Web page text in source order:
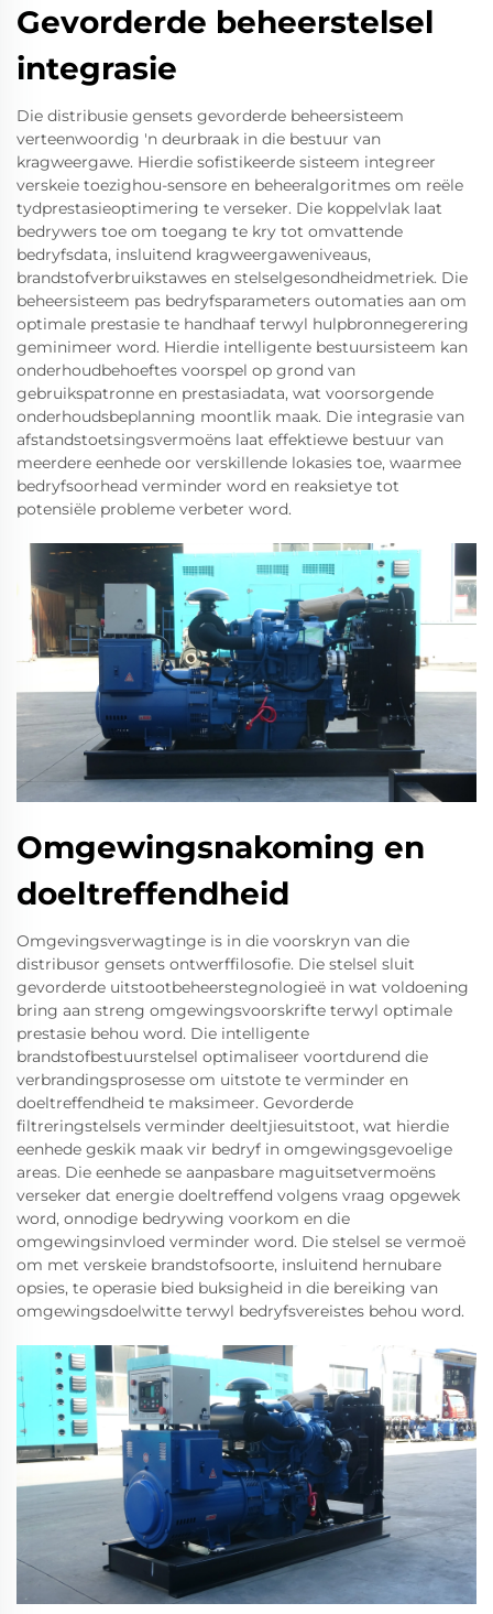
Gevorderde beheerstelsel
integrasie
Die distribusie gensets gevorderde beheersisteem
verteenwoordig 'n deurbraak in die bestuur van
kragweergawe. Hierdie sofistikeerde sisteem integreer
verskeie toezighou-sensore en beheeralgoritmes om reële
tydprestasieoptimering te verseker. Die koppelvlak laat
bedrywers toe om toegang te kry tot omvattende
bedryfsdata, insluitend kragweergaweniveaus,
brandstofverbruikstawes en stelselgesondheidmetriek. Die
beheersisteem pas bedryfsparameters outomaties aan om
optimale prestasie te handhaaf terwyl hulpbronnegerering
geminimeer word. Hierdie intelligente bestuursisteem kan
onderhoudbehoeftes voorspel op grond van
gebruikspatronne en prestasiadata, wat voorsorgende
onderhoudsbeplanning moontlik maak. Die integrasie van
afstandstoetsingsvermoëns laat effektiewe bestuur van
meerdere eenhede oor verskillende lokasies toe, waarmee
bedryfsoorhead verminder word en reaksietye tot
potensiële probleme verbeter word.
Omgewingsnakoming en
doeltreffendheid
Omgevingsverwagtinge is in die voorskryn van die
distribusor gensets ontwerffilosofie. Die stelsel sluit
gevorderde uitstootbeheerstegnologieë in wat voldoening
bring aan streng omgewingsvoorskrifte terwyl optimale
prestasie behou word. Die intelligente
brandstofbestuurstelsel optimaliseer voortdurend die
verbrandingsprosesse om uitstote te verminder en
doeltreffendheid te maksimeer. Gevorderde
filtreringstelsels verminder deeltjiesuitstoot, wat hierdie
eenhede geskik maak vir bedryf in omgewingsgevoelige
areas. Die eenhede se aanpasbare maguitsetvermoëns
verseker dat energie doeltreffend volgens vraag opgewek
word, onnodige bedrywing voorkom en die
omgewingsinvloed verminder word. Die stelsel se vermoë
om met verskeie brandstofsoorte, insluitend hernubare
opsies, te operasie bied buksigheid in die bereiking van
omgewingsdoelwitte terwyl bedryfsvereistes behou word.